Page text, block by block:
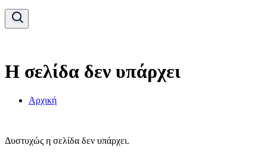
Η σελίδα δεν υπάρχει
Αρχική
Δυστυχώς η σελίδα δεν υπάρχει.